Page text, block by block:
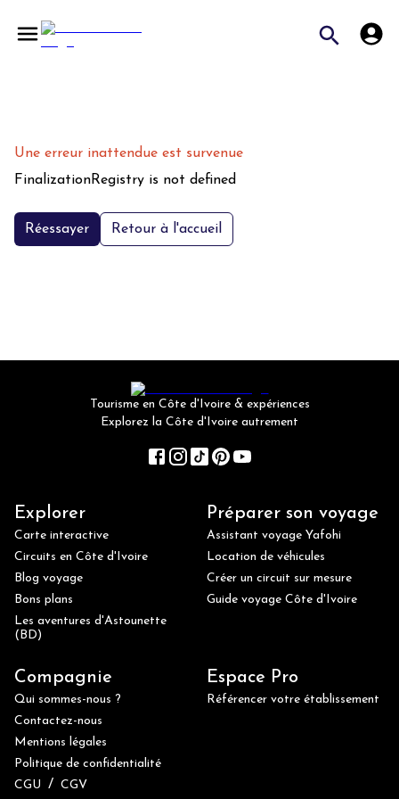
Une erreur inattendue est survenue
FinalizationRegistry is not defined
Réessayer Retour à l'accueil
Tourisme en Côte d'Ivoire & expériences
Explorez la Côte d'Ivoire autrement
Explorer
Carte interactive
Circuits en Côte d'Ivoire
Blog voyage
Bons plans
Les aventures d'Astounette
(BD)
Préparer son voyage
Assistant voyage Yafohi
Location de véhicules
Créer un circuit sur mesure
Guide voyage Côte d'Ivoire
Compagnie
Qui sommes-nous ?
Contactez-nous
Mentions légales
Politique de confidentialité
CGU / CGV
Espace Pro
Référencer votre établissement